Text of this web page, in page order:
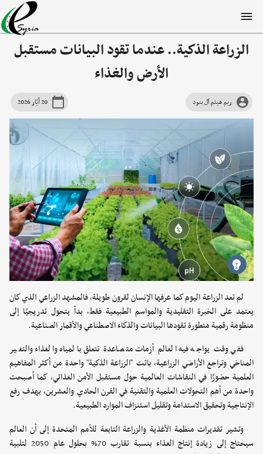
الزراعة الذكية.. عندما تقود البيانات مستقبل
الأرض والغذاء
ريم هيثم آل بنود 20 أيّار 2026
لم تعد الزراعة اليوم كما عرفها الإنسان لقرون طويلة، فالمشهد الزراعي الذي كان
يعتمد على الخبرة التقليدية والمواسم الطبيعية فقط، بدأ يتحول تدريجيًا إلى
منظومة رقمية متطورة تقودها البيانات والذكاء الاصطناعي والأقمار الصناعية.
ففي وقت يواجه فيه العالم أزمات متصاعدة تتعلق بالمياه والغذاء والتغير
المناخي وتراجع الأراضي الزراعية، باتت "الزراعة الذكية" واحدة من أكثر المفاهيم
العلمية حضورًا في النقاشات العالمية حول مستقبل الأمن الغذائي، كما أصبحت
واحدة من أهم التحولات العلمية والتقنية في القرن الحادي والعشرين، بهدف رفع
الإنتاجية وتحقيق الاستدامة وتقليل استنزاف الموارد الطبيعية.
وتشير تقديرات منظمة الأغذية والزراعة التابعة للأمم المتحدة إلى أن العالم
سيحتاج إلى زيادة إنتاج الغذاء بنسبة تقارب 70% بحلول عام 2050 لتلبية